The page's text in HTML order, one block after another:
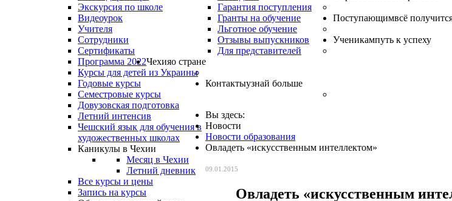
Экскурсия по школе
Видеоурок
Учителя
Сотрудники
Сертификаты
Гарантия поступления
Гранты на обучение
Льготное обучение
Отзывы выпускников
Для представителей
Программа 2022
Курсы для детей из Украины
Годовые курсы
Семестровые курсы
Довузовская подготовка
Летний интенсив
Чешский язык для обучения в
художественных школах
Каникулы в Чехии
Месяц в Чехии
Летний дневник
Все курсы и цены
Запись на курсы
Поступающимвсё
Ученикампуть к успеху
Чехияо стране
Контактыузнай больше
Вы здесь:
Новости
Новости образования
Овладеть «искусственным интеллектом»
09.01.2015
Овладеть «искусственным